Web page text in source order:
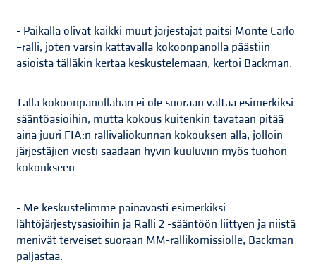
- Paikalla olivat kaikki muut järjestäjät paitsi Monte Carlo
–ralli, joten varsin kattavalla kokoonpanolla päästiin
asioista tälläkin kertaa keskustelemaan, kertoi Backman.
Tällä kokoonpanollahan ei ole suoraan valtaa esimerkiksi
sääntöasioihin, mutta kokous kuitenkin tavataan pitää
aina juuri FIA:n rallivaliokunnan kokouksen alla, jolloin
järjestäjien viesti saadaan hyvin kuuluviin myös tuohon
kokoukseen.
- Me keskustelimme painavasti esimerkiksi
lähtöjärjestysasioihin ja Ralli 2 -sääntöön liittyen ja niistä
menivät terveiset suoraan MM-rallikomissiolle, Backman
paljastaa.